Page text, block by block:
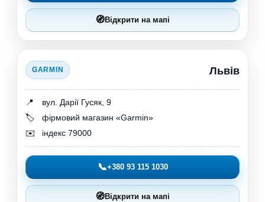
🧭Відкрити на мапі
GARMIN Львів
📍
вул. Дарії Гусяк, 9
🏷️
фірмовий магазин «Garmin»
✉️
індекс 79000
📞+380 93 115 1030
🧭Відкрити на мапі